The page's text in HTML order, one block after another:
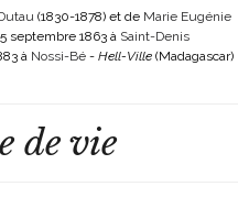
(1830-1878) et de Marie Eugénie
septembre 1863 à Saint-Denis
à Nossi-Bé - Hell-Ville (Madagascar)
de vie